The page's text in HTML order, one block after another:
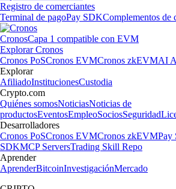
Registro de comerciantes
Terminal de pagoPay SDKComplementos de
CronosCapa 1 compatible con EVM
Explorar Cronos
Cronos PoSCronos EVMCronos zkEVMAI
Explorar
AfiliadoInstitucionesCustodia
Crypto.com
Quiénes somosNoticiasNoticias de
productosEventosEmpleoSociosSeguridad
Desarrolladores
Cronos PoSCronos EVMCronos zkEVMPay
SDKMCP ServersTrading Skill Repo
Aprender
AprenderBitcoinInvestigaciónMercado